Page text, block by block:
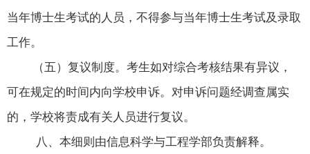
当年博士生考试的人员，不得参与当年博士生考试及录取
工作。
（五）复议制度。考生如对综合考核结果有异议，
可在规定的时间内向学校申诉。对申诉问题经调查属实
的，学校将责成有关人员进行复议。
八、本细则由信息科学与工程学部负责解释。